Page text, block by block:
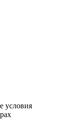
условия